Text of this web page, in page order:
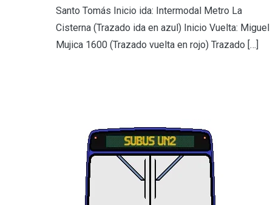
Santo Tomás Inicio ida: Intermodal Metro La
Cisterna (Trazado ida en azul) Inicio Vuelta: Miguel
Mujica 1600 (Trazado vuelta en rojo) Trazado […]